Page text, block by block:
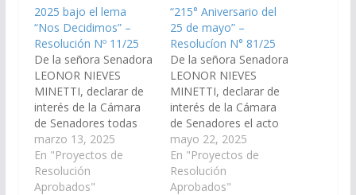
2025 bajo el lema
“Nos Decidimos” –
Resolución Nº 11/25
De la señora Senadora
LEONOR NIEVES
MINETTI, declarar de
interés de la Cámara
de Senadores todas
las actividades y actos
conmemorativos a
realizarse en el marco
del Día Internacional
marzo 13, 2025
En "Proyectos de
Resolución
Aprobados"
“215° Aniversario del
25 de mayo” –
Resolucíon N° 81/25
De la señora Senadora
LEONOR NIEVES
MINETTI, declarar de
interés de la Cámara
de Senadores el acto
en conmemoración al
"215° Aniversario del
25 de mayo", a
realizarse el día
mayo 22, 2025
En "Proyectos de
Resolución
Aprobados"